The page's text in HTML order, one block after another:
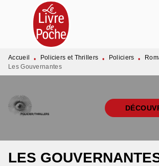
MENU RECHERCHE
PIED DE PAGE
Accueil • Policiers et Thrillers • Policiers •
Les Gouvernantes
LES